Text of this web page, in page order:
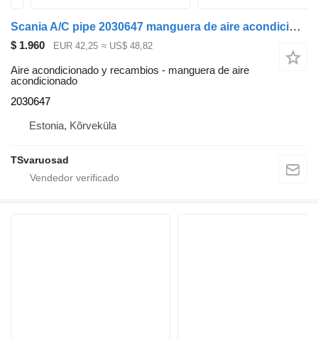
Scania A/C pipe 2030647 manguera de aire acondicionado para Scania R440 cabeza tractora
$ 1.960 EUR 42,25 ≈ US$ 48,82
Aire acondicionado y recambios - manguera de aire
acondicionado
2030647
Estonia, Kõrveküla
TSvaruosad